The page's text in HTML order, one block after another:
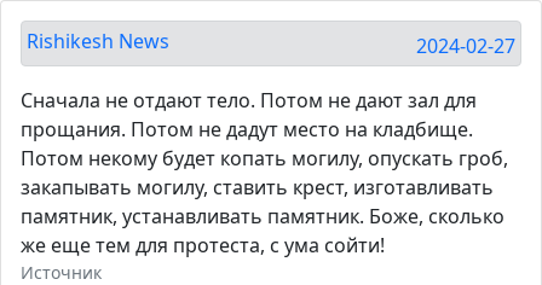
Rishikesh News 2024-02-27
Сначала не отдают тело. Потом не дают зал для
прощания. Потом не дадут место на кладбище.
Потом некому будет копать могилу, опускать гроб,
закапывать могилу, ставить крест, изготавливать
памятник, устанавливать памятник. Боже, сколько
же еще тем для протеста, с ума сойти!
Источник